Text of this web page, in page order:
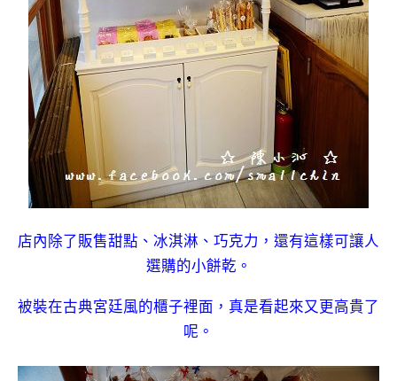
店內除了販售甜點、冰淇淋、巧克力，還有這樣可讓人
選購的小餅乾。
被裝在古典宮廷風的櫃子裡面，真是看起來又更高貴了
呢。